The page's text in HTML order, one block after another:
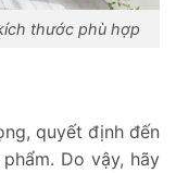
thước phù hợp
quyết định đến
Do vậy, hãy